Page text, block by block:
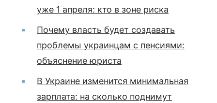
уже 1 апреля: кто в зоне риска
Почему власть будет создавать
проблемы украинцам с пенсиями:
объяснение юриста
В Украине изменится минимальная
зарплата: на сколько поднимут